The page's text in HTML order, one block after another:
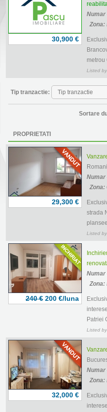
30,900 €
Numar
Zona:
metrou
Listed
Tip tranzactie:
Sortare
PROPRIETATI
29,300 €
Numar
Zona:
strada
Listed
240 € 200 €/luna
Numar
Zona:
Patriei
Listed
32,000 €
Numar
Zona: